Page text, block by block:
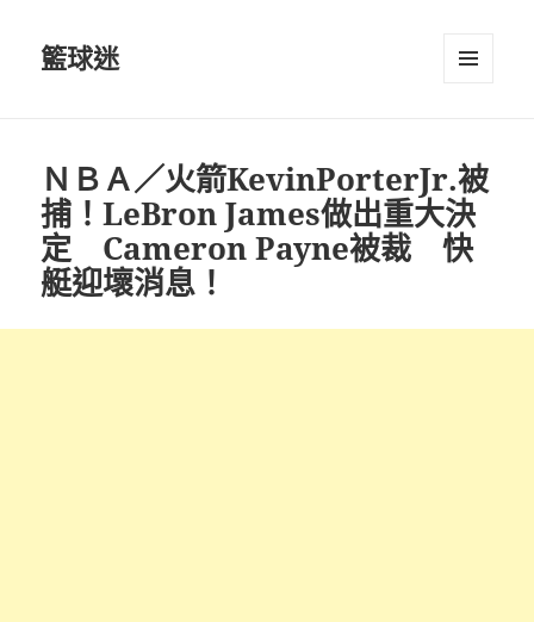
籃球迷
ＮＢＡ／火箭KevinPorterJr.被
捕！LeBron James做出重大決
定 Cameron Payne被裁 快
艇迎壞消息！